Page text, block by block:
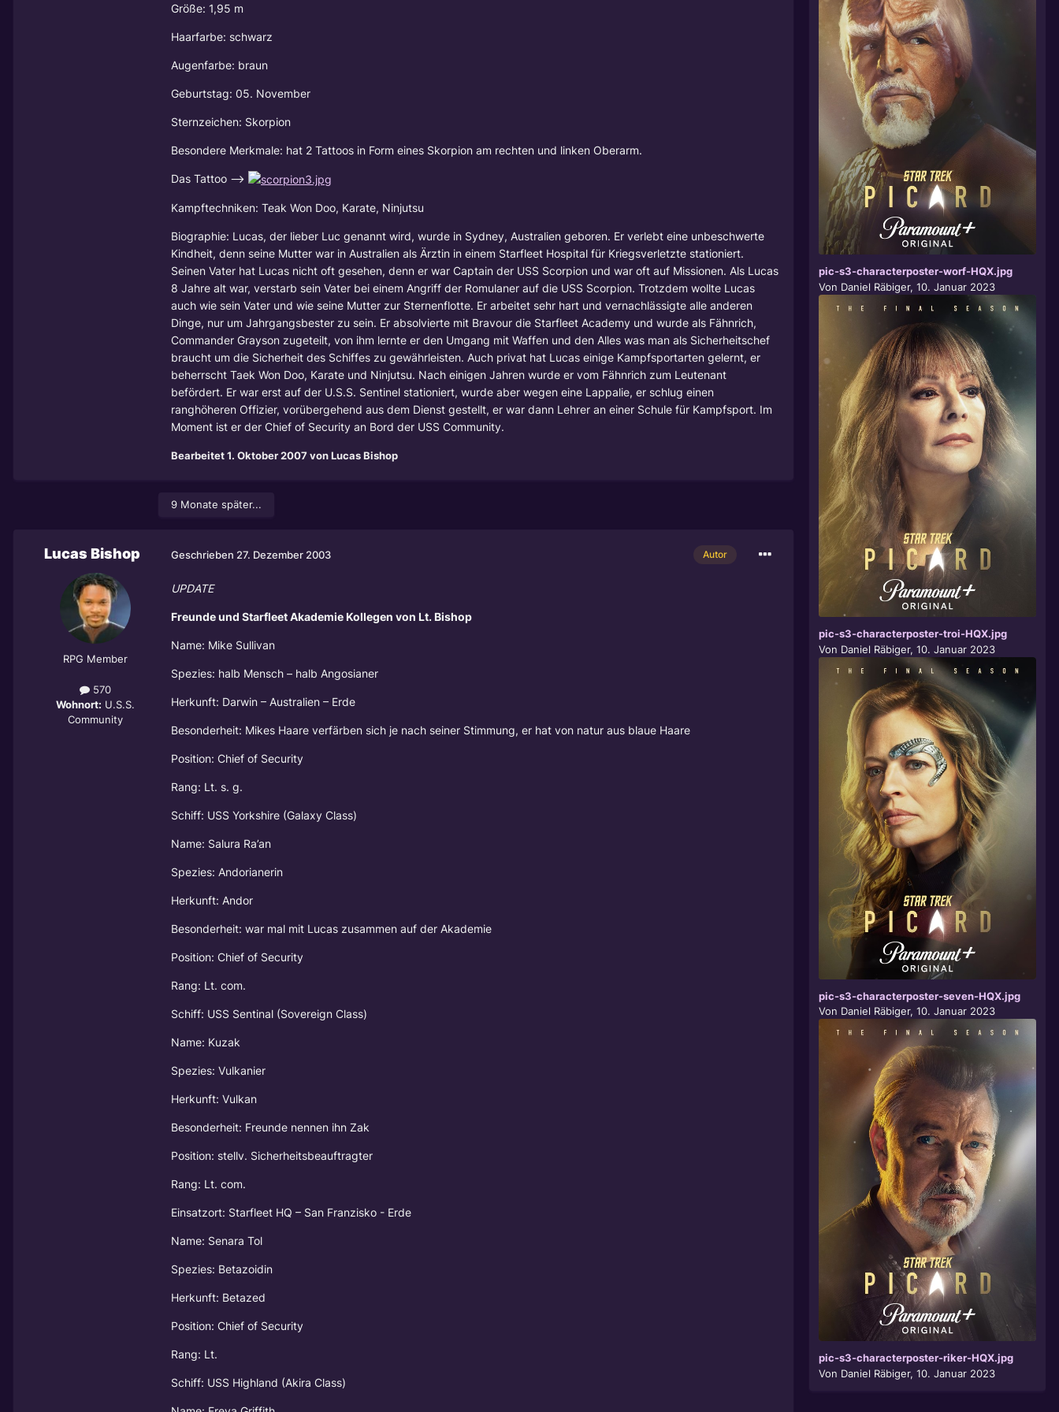
Größe: 1,95 m
Haarfarbe: schwarz
Augenfarbe: braun
Geburtstag: 05. November
Sternzeichen: Skorpion
Besondere Merkmale: hat 2 Tattoos in Form eines Skorpion am rechten und linken Oberarm.
Das Tattoo -->
Kampftechniken: Teak Won Doo, Karate, Ninjutsu
Biographie: Lucas, der lieber Luc genannt wird, wurde in Sydney, Australien geboren. Er verlebt eine unbeschwerte
Kindheit, denn seine Mutter war in Australien als Ärztin in einem Starfleet Hospital für Kriegsverletzte stationiert.
Seinen Vater hat Lucas nicht oft gesehen, denn er war Captain der USS Scorpion und war oft auf Missionen. Als Lucas
8 Jahre alt war, verstarb sein Vater bei einem Angriff der Romulaner auf die USS Scorpion. Trotzdem wollte Lucas
auch wie sein Vater und wie seine Mutter zur Sternenflotte. Er arbeitet sehr hart und vernachlässigte alle anderen
Dinge, nur um Jahrgangsbester zu sein. Er absolvierte mit Bravour die Starfleet Academy und wurde als Fähnrich,
Commander Grayson zugeteilt, von ihm lernte er den Umgang mit Waffen und den Alles was man als Sicherheitschef
braucht um die Sicherheit des Schiffes zu gewährleisten. Auch privat hat Lucas einige Kampfsportarten gelernt, er
beherrscht Taek Won Doo, Karate und Ninjutsu. Nach einigen Jahren wurde er vom Fähnrich zum Leutenant
befördert. Er war erst auf der U.S.S. Sentinel stationiert, wurde aber wegen eine Lappalie, er schlug einen
ranghöheren Offizier, vorübergehend aus dem Dienst gestellt, er war dann Lehrer an einer Schule für Kampfsport. Im
Moment ist er der Chief of Security an Bord der USS Community.
Bearbeitet1. Oktober 2007von Lucas Bishop
9 Monate später...
Lucas Bishop
RPG Member
570
Wohnort: U.S.S.
Community
Autor
Geschrieben 27. Dezember 2003
UPDATE
Freunde und Starfleet Akademie Kollegen von Lt. Bishop
Name: Mike Sullivan
Spezies: halb Mensch – halb Angosianer
Herkunft: Darwin – Australien – Erde
Besonderheit: Mikes Haare verfärben sich je nach seiner Stimmung, er hat von natur aus blaue Haare
Position: Chief of Security
Rang: Lt. s. g.
Schiff: USS Yorkshire (Galaxy Class)
Name: Salura Ra’an
Spezies: Andorianerin
Herkunft: Andor
Besonderheit: war mal mit Lucas zusammen auf der Akademie
Position: Chief of Security
Rang: Lt. com.
Schiff: USS Sentinal (Sovereign Class)
Name: Kuzak
Spezies: Vulkanier
Herkunft: Vulkan
Besonderheit: Freunde nennen ihn Zak
Position: stellv. Sicherheitsbeauftragter
Rang: Lt. com.
Einsatzort: Starfleet HQ – San Franzisko - Erde
Name: Senara Tol
Spezies: Betazoidin
Herkunft: Betazed
Position: Chief of Security
Rang: Lt.
Schiff: USS Highland (Akira Class)
pic-s3-characterposter-worf-HQX.jpg
Von Daniel Räbiger, 10. Januar 2023
pic-s3-characterposter-troi-HQX.jpg
Von Daniel Räbiger, 10. Januar 2023
pic-s3-characterposter-seven-HQX.jpg
Von Daniel Räbiger, 10. Januar 2023
pic-s3-characterposter-riker-HQX.jpg
Von Daniel Räbiger, 10. Januar 2023